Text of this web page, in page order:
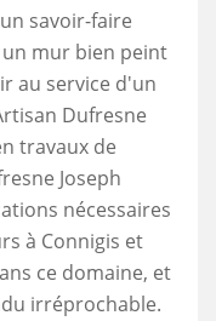
savoir-faire
mur bien peint
au service d'un
Dufresne
travaux de
Joseph
nécessaires
à Connigis et
ce domaine, et
irréprochable.